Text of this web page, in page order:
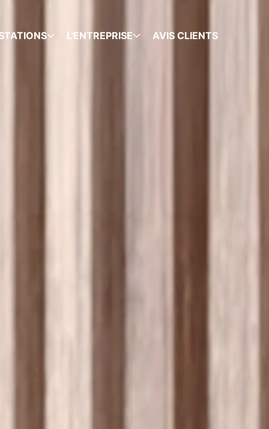
L'ENTREPRISE AVIS CLIENTS